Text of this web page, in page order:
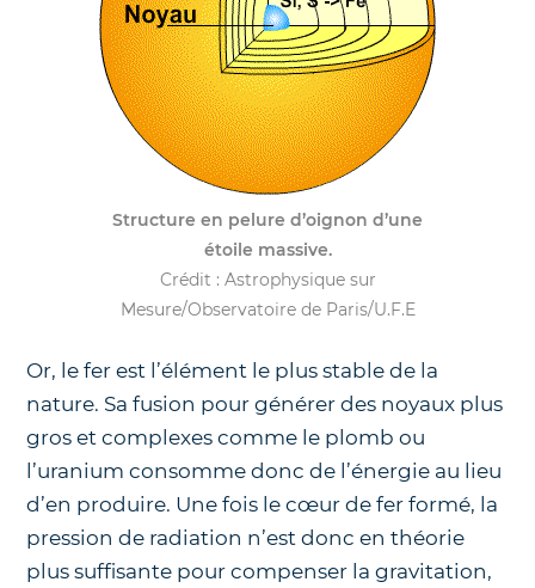
Structure en pelure d’oignon d’une
étoile massive.
Crédit : Astrophysique sur
Mesure/Observatoire de Paris/U.F.E
Or, le fer est l’élément le plus stable de la
nature. Sa fusion pour générer des noyaux plus
gros et complexes comme le plomb ou
l’uranium consomme donc de l’énergie au lieu
d’en produire. Une fois le cœur de fer formé, la
pression de radiation n’est donc en théorie
plus suffisante pour compenser la gravitation,